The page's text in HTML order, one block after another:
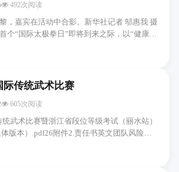
492次阅读
，嘉宾在活动中合影。新华社记者 邬惠我 摄
个“国际太极拳日”即将到来之际，以“健康生
际传统武术比赛
605次阅读
武术比赛暨浙江省段位等级考试（丽水站）
版本）.pdf26附件2.责任书英文团队风险告